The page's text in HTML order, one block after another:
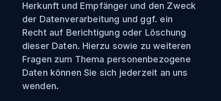
Herkunft und Empfänger und den Zweck
der Datenverarbeitung und ggf. ein
Recht auf Berichtigung oder Löschung
dieser Daten. Hierzu sowie zu weiteren
Fragen zum Thema personenbezogene
Daten können Sie sich jederzeit an uns
wenden.